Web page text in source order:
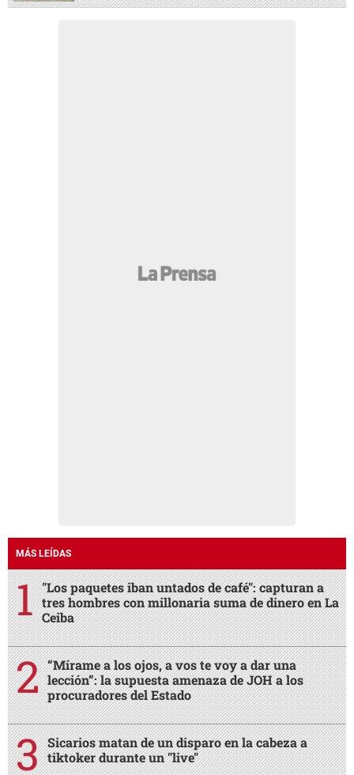
MÁS LEÍDAS
"Los paquetes iban untados de café": capturan a
tres hombres con millonaria suma de dinero en La
Ceiba
“Mírame a los ojos, a vos te voy a dar una
lección”: la supuesta amenaza de JOH a los
procuradores del Estado
Sicarios matan de un disparo en la cabeza a
tiktoker durante un "live"